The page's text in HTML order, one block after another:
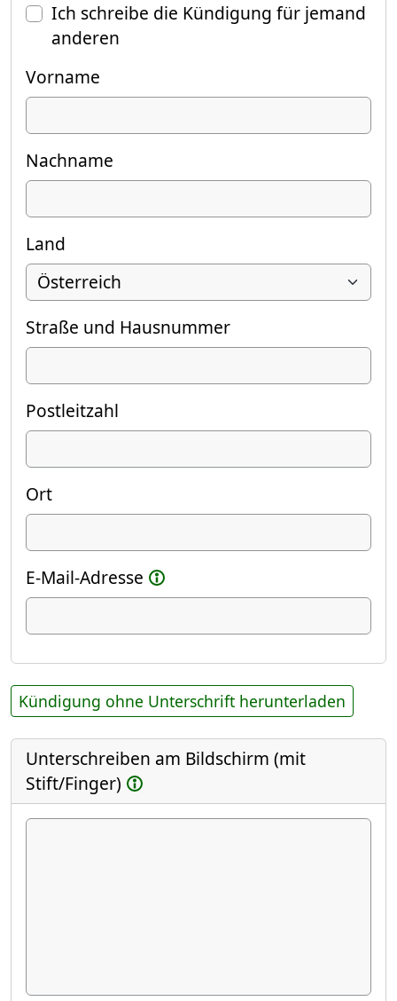
Ich schreibe die Kündigung für jemand
anderen
Vorname
Nachname
Land
Straße und Hausnummer
Postleitzahl
Ort
E-Mail-Adresse
Kündigung ohne Unterschrift herunterladen
Unterschreiben am Bildschirm (mit
Stift/Finger)